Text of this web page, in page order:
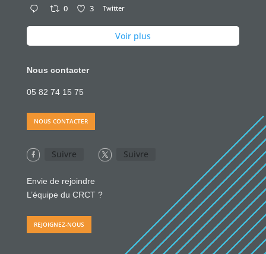
0 3 Twitter
Voir plus
Nous contacter
05 82 74 15 75
NOUS CONTACTER
Suivre Suivre
Envie de rejoindre
L’équipe du CRCT ?
REJOIGNEZ-NOUS